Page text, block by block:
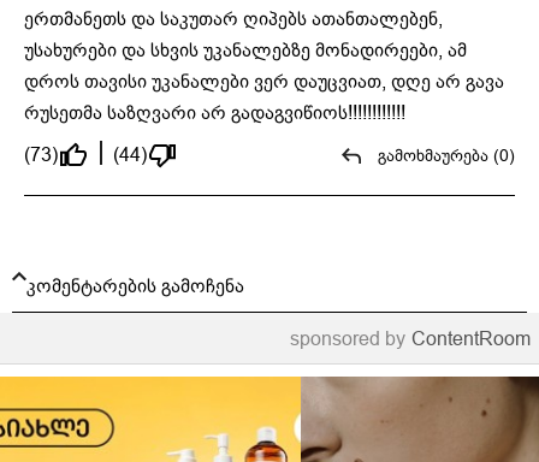
ერთმანეთს და საკუთარ ღიპებს ათანთალებენ,
უსახურები და სხვის უკანალებზე მონადირეები, ამ
დროს თავისი უკანალები ვერ დაუცვიათ, დღე არ გავა
რუსეთმა საზღვარი არ გადაგვიწიოს!!!!!!!!!!!!
(73)
(44) გამოხმაურება (0)
კომენტარების გამოჩენა
sponsored by ContentRoom